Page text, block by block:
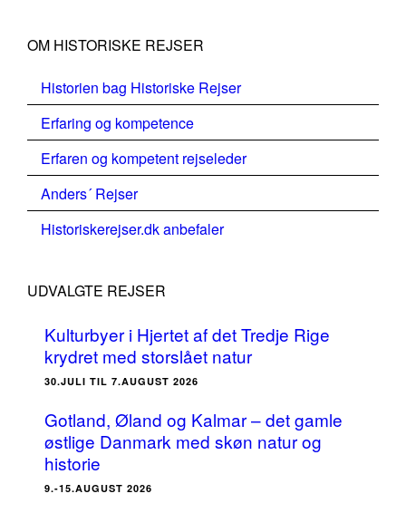
OM HISTORISKE REJSER
Historien bag Historiske Rejser
Erfaring og kompetence
Erfaren og kompetent rejseleder
Anders´ Rejser
Historiskerejser.dk anbefaler
UDVALGTE REJSER
Kulturbyer i Hjertet af det Tredje Rige
krydret med storslået natur
30.JULI TIL 7.AUGUST 2026
Gotland, Øland og Kalmar – det gamle
østlige Danmark med skøn natur og
historie
9.-15.AUGUST 2026